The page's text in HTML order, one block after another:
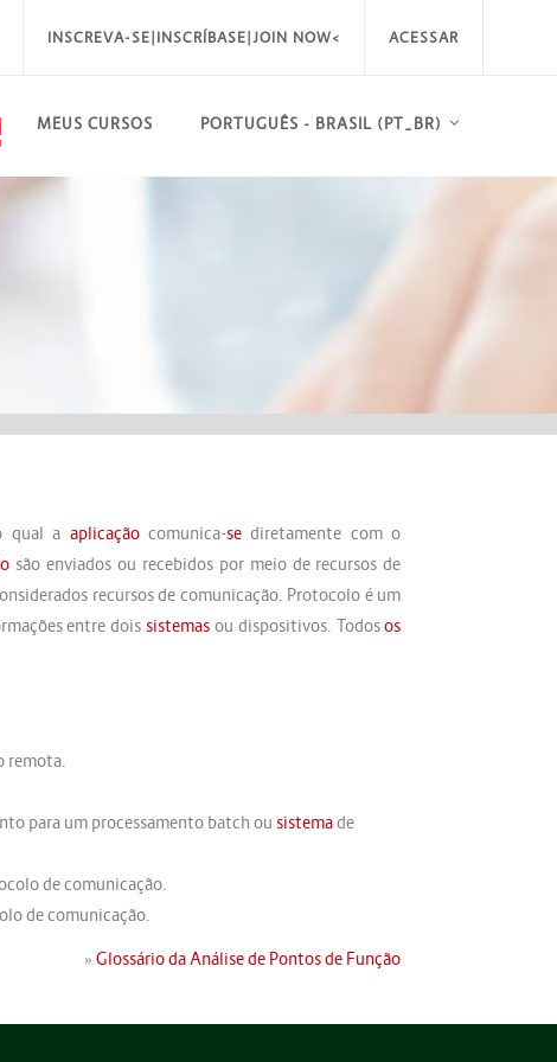
INSCREVA-SE|INSCRÍBASE|JOIN NOW< ACESSAR
MEUS CURSOS PORTUGUÊS - BRASIL ‎(PT_BR)‎
qual a aplicaçãocomunica-se diretamente com o
são enviados ou recebidos por meio de recursos de
recursos de comunicação. Protocolo é um
entre doissistemas ou dispositivos. Todosos
remota.
para um processamento batch ousistemade
de comunicação.
de comunicação.
»Glossário da Análise de Pontos de Função